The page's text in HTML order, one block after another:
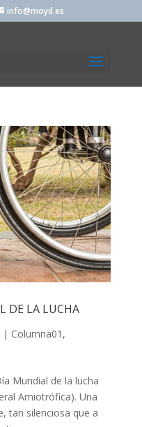
info@moyd.es
DE LA LUCHA
| Columna01 ,
Mundial de la lucha
Amiotrófica). Una
tan silenciosa que a